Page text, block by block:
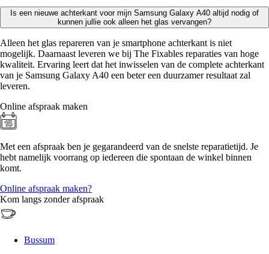
Is een nieuwe achterkant voor mijn Samsung Galaxy A40 altijd nodig of
kunnen jullie ook alleen het glas vervangen?
Alleen het glas repareren van je smartphone achterkant is niet
mogelijk. Daarnaast leveren we bij The Fixables reparaties van hoge
kwaliteit. Ervaring leert dat het inwisselen van de complete achterkant
van je Samsung Galaxy A40 een beter een duurzamer resultaat zal
leveren.
Online afspraak maken
Met een afspraak ben je gegarandeerd van de snelste reparatietijd. Je
hebt namelijk voorrang op iedereen die spontaan de winkel binnen
komt.
Online afspraak maken?
Kom langs zonder afspraak
Bussum